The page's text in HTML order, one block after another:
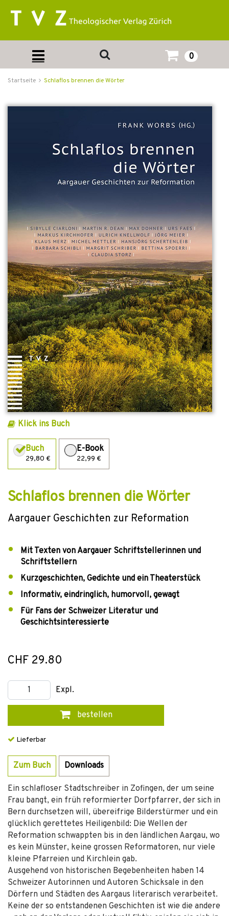
0
Startseite Schlaflos brennen die Wörter
Klick ins Buch
Buch
29,80 €
E-Book
22,99 €
Schlaflos brennen die Wörter
Aargauer Geschichten zur Reformation
Mit Texten von Aargauer Schriftstellerinnen und
Schriftstellern
Kurzgeschichten, Gedichte und ein Theaterstück
Informativ, eindringlich, humorvoll, gewagt
Für Fans der Schweizer Literatur und
Geschichtsinteressierte
CHF 29.80
Expl.
bestellen
Lieferbar
Zum Buch Downloads
Ein schlafloser Stadtschreiber in Zofingen, der um seine
Frau bangt, ein früh reformierter Dorfpfarrer, der sich in
Bern durchsetzen will, übereifrige Bilderstürmer und ein
glücklich gerettetes Heiligenbild: Die Wellen der
Reformation schwappten bis in den ländlichen Aargau, wo
es kein Münster, keine grossen Reformatoren, nur viele
kleine Pfarreien und Kirchlein gab.
Ausgehend von historischen Begebenheiten haben 14
Schweizer Autorinnen und Autoren Schicksale in den
Dörfern und Städten des Aargaus literarisch verarbeitet.
Keine der so entstandenen Geschichten ist wie die andere